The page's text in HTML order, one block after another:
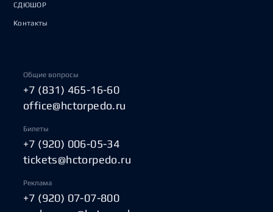
СДЮШОР
Контакты
Общие вопросы
+7 (831) 465-16-60
office@hctorpedo.ru
Билеты
+7 (920) 006-05-34
tickets@hctorpedo.ru
Реклама
+7 (920) 07-07-800